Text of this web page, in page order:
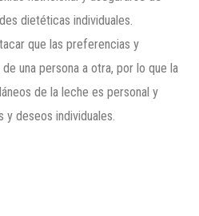
dietéticas individuales.
que las preferencias y
una persona a otra, por lo que la
de la leche es personal y
y deseos individuales.